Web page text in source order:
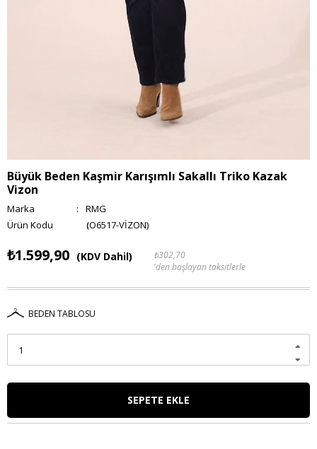
Büyük Beden Kaşmir Karışımlı Sakallı Triko Kazak
Vizon
Marka :
RMG
(O6517-VİZON)
₺1.599,90 (KDV Dahil)
₺302,70
'den başlayan taksitlerle
BEDEN TABLOSU